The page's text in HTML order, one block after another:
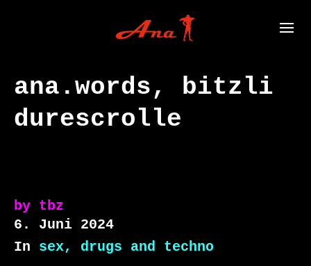
ana.words, bitzli
durescrolle
by tbz
6. Juni 2024
In sex, drugs and techno